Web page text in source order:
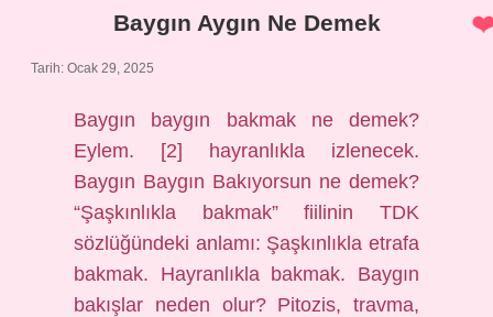
Baygın Aygın Ne Demek
Tarih: Ocak 29, 2025
Baygın baygın bakmak ne demek?
Eylem. [2] hayranlıkla izlenecek.
Baygın Baygın Bakıyorsun ne demek?
“Şaşkınlıkla bakmak” fiilinin TDK
sözlüğündeki anlamı: Şaşkınlıkla etrafa
bakmak. Hayranlıkla bakmak. Baygın
bakışlar neden olur? Pitozis, travma,